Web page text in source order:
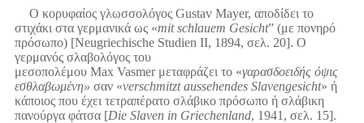
Ο κορυφαίος γλωσσολόγος Gustav Mayer, αποδίδει το
στιχάκι στα γερμανικά ως «mit schlauem Gesicht” (με πονηρό
πρόσωπο) [Neugriechische Studien ΙΙ, 1894, σελ. 20]. Ο
γερμανός σλαβολόγος του
μεσοπολέμου Max Vasmer μεταφράζει το «γαρασδοειδής όψις
εσθλαβωμένη» σαν «verschmitzt aussehendes Slavengesicht» ή
κάποιος που έχει τετραπέρατο σλάβικο πρόσωπο ή σλάβικη
πανούργα φάτσα [Die Slaven in Griechenland, 1941, σελ. 15].